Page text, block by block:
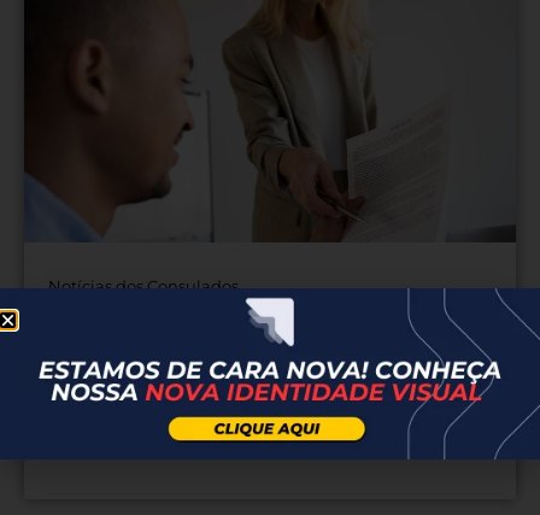
Notícias dos Consulados
Procuração Pública nos EUA:
Guia Completo para Brasileiros
Saiba mais